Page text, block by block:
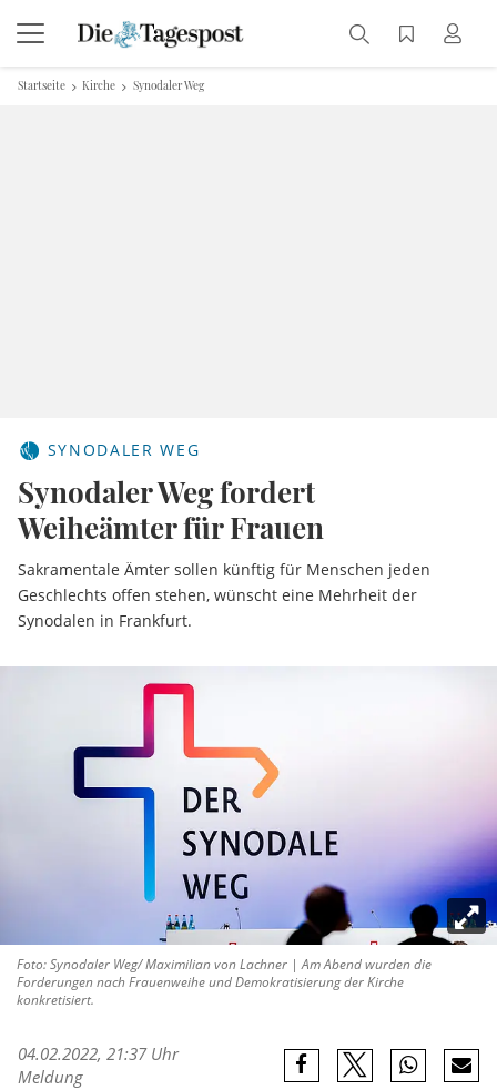
Startseite Kirche Synodaler Weg
SYNODALER WEG
Synodaler Weg fordert
Weiheämter für Frauen
Sakramentale Ämter sollen künftig für Menschen jeden
Geschlechts offen stehen, wünscht eine Mehrheit der
Synodalen in Frankfurt.
Foto: Synodaler Weg/ Maximilian von Lachner | Am Abend wurden die
Forderungen nach Frauenweihe und Demokratisierung der Kirche
konkretisiert.
04.02.2022, 21:37 Uhr
Meldung